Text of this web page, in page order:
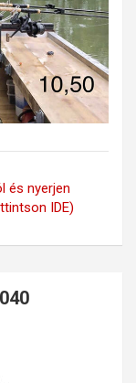
és nyerjen
IDE)